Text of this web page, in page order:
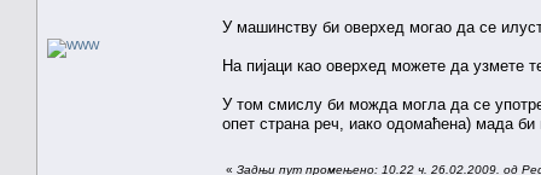
У машинству би оверхед могао да се
На пијаци као оверхед можете да узмете
У том смислу би можда могла да се
опет страна реч, иако одомаћена) мада
« Задњи пут промењено: 10.22 ч. 26.02.2009. од